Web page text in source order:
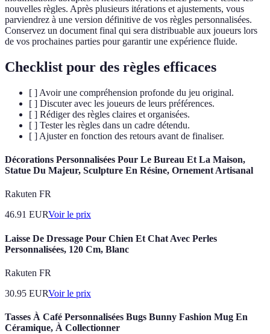
nouvelles règles. Après plusieurs itérations et ajustements, vous
parviendrez à une version définitive de vos règles personnalisées.
Conservez un document final qui sera distribuable aux joueurs lors
de vos prochaines parties pour garantir une expérience fluide.
Checklist pour des règles efficaces
[ ] Avoir une compréhension profonde du jeu original.
[ ] Discuter avec les joueurs de leurs préférences.
[ ] Rédiger des règles claires et organisées.
[ ] Tester les règles dans un cadre détendu.
[ ] Ajuster en fonction des retours avant de finaliser.
Décorations Personnalisées Pour Le Bureau Et La Maison,
Statue Du Majeur, Sculpture En Résine, Ornement Artisanal
Rakuten FR
46.91 EURVoir le prix
Laisse De Dressage Pour Chien Et Chat Avec Perles
Personnalisées, 120 Cm, Blanc
Rakuten FR
30.95 EURVoir le prix
Tasses À Café Personnalisées Bugs Bunny Fashion Mug En
Céramique, À Collectionner